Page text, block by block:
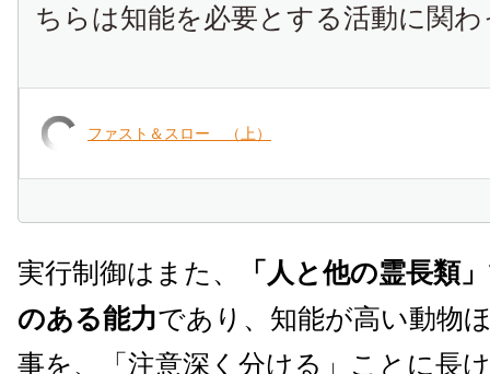
ちらは知能を必要とする活動に関
ファスト＆スロー （上）
実行制御はまた、
「人と他の霊長類
のある能力であり、知能が高い動物
事を、「注意深く分ける」ことに長